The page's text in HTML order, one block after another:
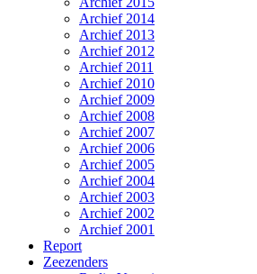
Archief 2014
Archief 2013
Archief 2012
Archief 2011
Archief 2010
Archief 2009
Archief 2008
Archief 2007
Archief 2006
Archief 2005
Archief 2004
Archief 2003
Archief 2002
Archief 2001
Report
Zeezenders